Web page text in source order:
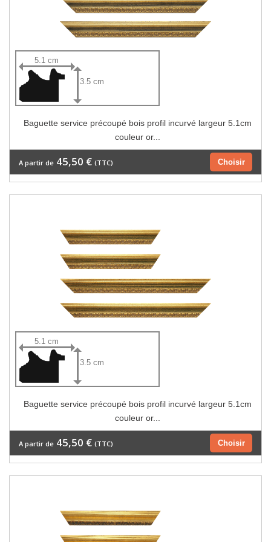
5.1 cm
3.5 cm
Baguette service précoupé bois profil incurvé largeur 5.1cm
couleur or...
Choisir
A partir de 45,50 € (TTC)
5.1 cm
3.5 cm
Baguette service précoupé bois profil incurvé largeur 5.1cm
couleur or...
Choisir
A partir de 45,50 € (TTC)